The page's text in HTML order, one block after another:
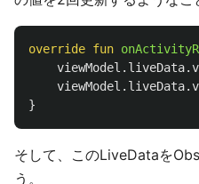
override fun
viewModel . liveData.
viewModel . liveData.
}
そして、このLiveDataを
う。